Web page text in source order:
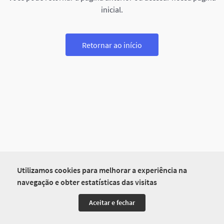
Utilizamos cookies para melhorar a experiência na
navegação e obter estatísticas das visitas
Aceitar e fechar
inicial.
Retornar ao início